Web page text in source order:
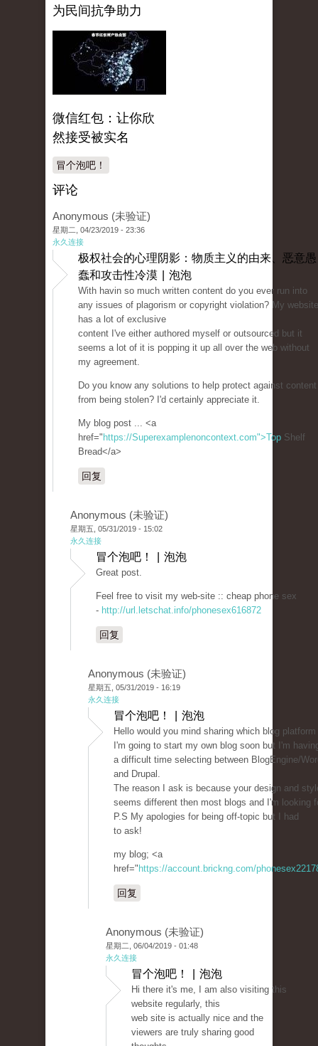
为民间抗争助力
微信红包：让你欣
然接受被实名
冒个泡吧！
评论
Anonymous (未验证)
星期二, 04/23/2019 - 23:36
永久连接
极权社会的心理阴影：物质主义的由来、恶意愚
蠢和攻击性冷漠 | 泡泡
With havin so much written content do you ever run into
any issues of plagorism or copyright violation? My website
has a lot of exclusive
content I've either authored myself or outsourced but it
seems a lot of it is popping it up all over the web without
my agreement.
Do you know any solutions to help protect against content
from being stolen? I'd certainly appreciate it.
My blog post ... <a
href=" https://Superexamplenoncontext.com">Top Shelf
Bread</a>
回复
Anonymous (未验证)
星期五, 05/31/2019 - 15:02
永久连接
冒个泡吧！ | 泡泡
Great post.
Feel free to visit my web-site :: cheap phone sex
- http://url.letschat.info/phonesex616872
回复
Anonymous (未验证)
星期五, 05/31/2019 - 16:19
永久连接
冒个泡吧！ | 泡泡
Hello would you mind sharing which blog
I'm going to start my own blog soon but I'm
a difficult time selecting between BlogEngine/
and Drupal.
The reason I ask is because your design and
seems different then most blogs and I'm looking
P.S My apologies for being off-topic but I had
to ask!
my blog; <a
href=" https://account.brickng.com/
回复
Anonymous (未验证)
星期二, 06/04/2019 - 01:48
永久连接
冒个泡吧！ | 泡泡
Hi there it's me, I am also visiting this
website regularly, this
web site is actually nice and the
viewers are truly sharing good